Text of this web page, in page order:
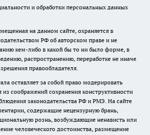
и обработки персональных данных
на данном сайте, охраняется в
РФ об авторском праве и не
кем-либо в какой бы то ни было форме, в
распространению, переработке не иначе
правообладателя.
оставляет за собой право модерировать
соображений сохранения конструктивности
законодательства РФ и РМЭ. На сайте
содержащие нецензурную брань,
рознь, возбуждающие ненависть или
человеческого достоинства, размещение